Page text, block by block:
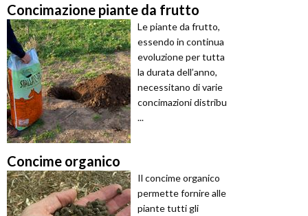
Concimazione piante da frutto
Le piante da frutto,
essendo in continua
evoluzione per tutta
la durata dell’anno,
necessitano di varie
concimazioni distribu
...
Concime organico
Il concime organico
permette fornire alle
piante tutti gli